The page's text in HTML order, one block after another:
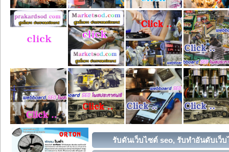
รับดันเว็บไซต์ seo, รับทำอันดับเว็